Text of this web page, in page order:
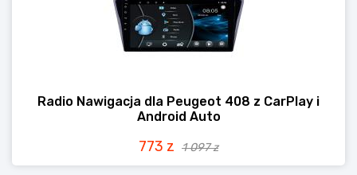
Radio Nawigacja dla Peugeot 408 z CarPlay i
Android Auto
773 z 1 097 z